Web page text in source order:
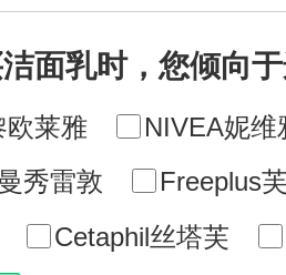
面乳时，您倾向
欧莱雅
NIVEA妮维
秀雷敦
Freeplus
Cetaphil丝塔芙